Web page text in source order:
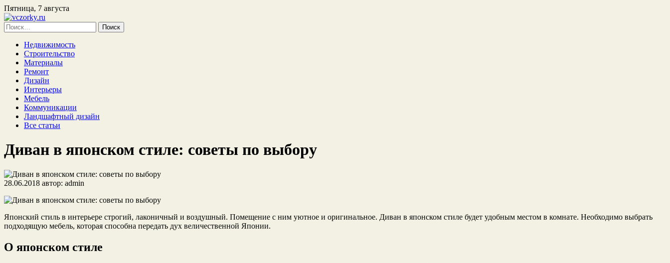
Пятница, 7 августа
Найти:
Недвижимость
Строительство
Материалы
Ремонт
Дизайн
Интерьеры
Мебель
Коммуникации
Ландшафтный дизайн
Все статьи
Диван в японском стиле: советы по выбору
28.06.2018 автор: admin
Японский стиль в интерьере строгий, лаконичный и воздушный. Помещение с ним уютное и оригинальное. Диван в японском стиле будет удобным местом в комнате. Необходимо выбрать
подходящую мебель, которая способна передать дух величественной Японии.
О японском стиле